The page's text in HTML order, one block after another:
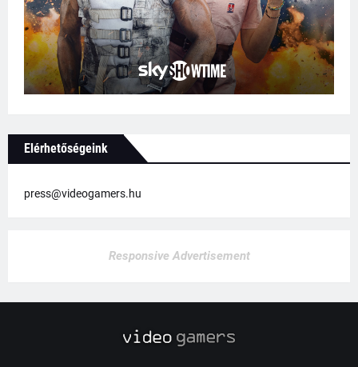
Elérhetőségeink
press@videogamers.hu
Responsive Advertisement